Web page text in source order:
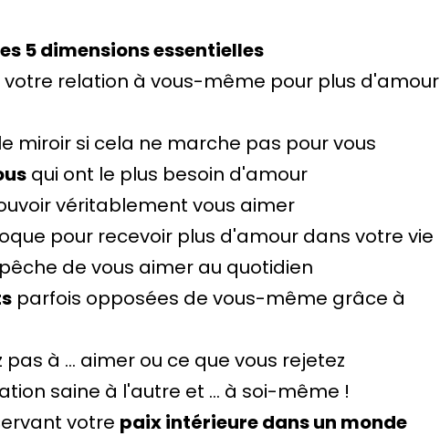
5 dimensions essentielles
relation à vous-même pour plus d'amour
miroir si cela ne marche pas pour vous
qui ont le plus besoin d'amour
véritablement vous aimer
pour recevoir plus d'amour dans votre vie
de vous aimer au quotidien
parfois opposées de vous-même grâce à
à ... aimer ou ce que vous rejetez
saine à l'autre et ... à soi-même !
votre paix intérieure dans un monde